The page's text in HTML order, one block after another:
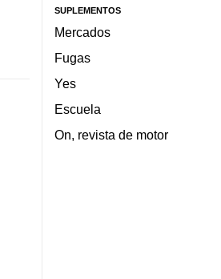
SUPLEMENTOS
Mercados
Fugas
Yes
Escuela
On, revista de motor